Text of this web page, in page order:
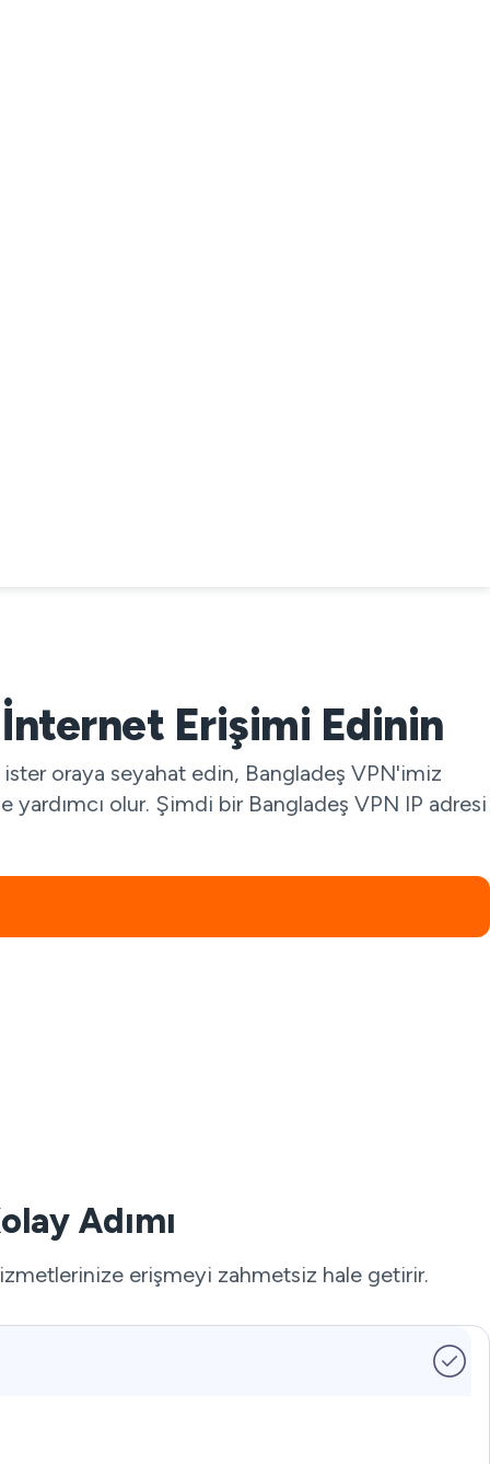
İnternet Erişimi Edinin
oraya seyahat edin, Bangladeş VPN'imiz
olur. Şimdi bir Bangladeş VPN IP adresi
Adımı
erişmeyi zahmetsiz hale getirir.